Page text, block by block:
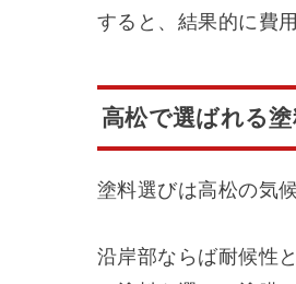
すると、結果的に費
高松で選ばれる
塗料選びは高松の気
沿岸部ならば耐候性